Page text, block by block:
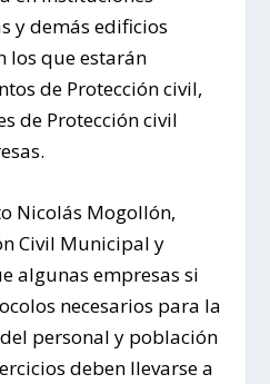
y demás edificios
los que estarán
de Protección civil,
de Protección civil
Nicolás Mogollón,
Civil Municipal y
algunas empresas si
necesarios para la
personal y población
deben llevarse a